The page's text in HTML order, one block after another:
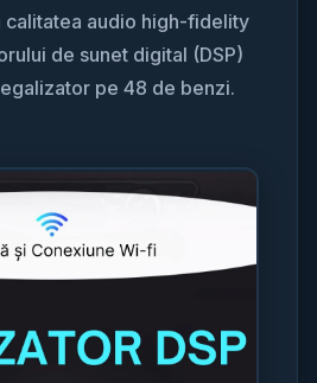
calitatea audio high-fidelity
de sunet digital (DSP)
pe 48 de benzi.